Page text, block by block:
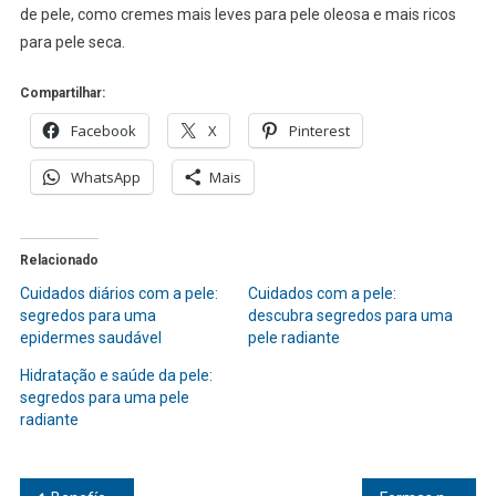
de pele, como cremes mais leves para pele oleosa e mais ricos
para pele seca.
Compartilhar:
Facebook X Pinterest
WhatsApp Mais
Relacionado
Cuidados diários com a pele:
segredos para uma
epidermes saudável
Cuidados com a pele:
descubra segredos para uma
pele radiante
Hidratação e saúde da pele:
segredos para uma pele
radiante